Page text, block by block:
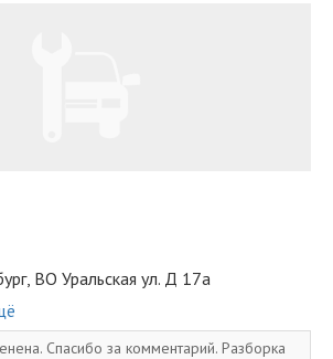
ВО Уральская ул. Д 17а
Спасибо за комментарий. Разборка